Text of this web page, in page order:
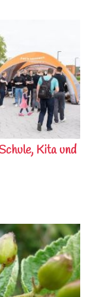
Kita und